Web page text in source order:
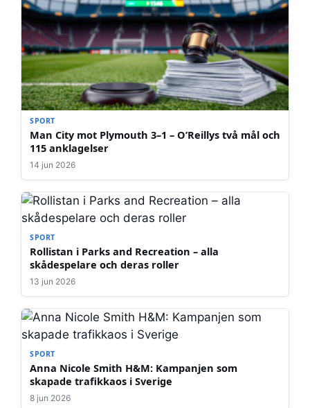
SPORT
Man City mot Plymouth 3–1 – O’Reillys två mål och
115 anklagelser
14 jun 2026
SPORT
Rollistan i Parks and Recreation – alla
skådespelare och deras roller
13 jun 2026
SPORT
Anna Nicole Smith H&M: Kampanjen som
skapade trafikkaos i Sverige
8 jun 2026